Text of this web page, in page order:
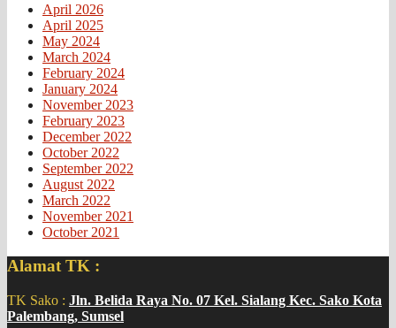
April 2026
April 2025
May 2024
March 2024
February 2024
January 2024
November 2023
February 2023
December 2022
October 2022
September 2022
August 2022
March 2022
November 2021
October 2021
Alamat TK :
TK Sako : Jln. Belida Raya No. 07 Kel. Sialang Kec. Sako Kota
Palembang, Sumsel